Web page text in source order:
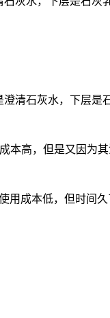
清石灰水，下层是
本高，但是又因为
用成本低，但时间